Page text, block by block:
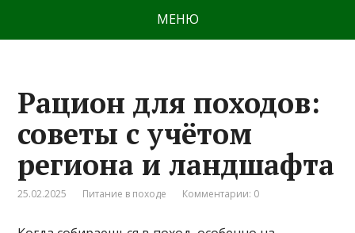
МЕНЮ
Рацион для походов:
советы с учётом
региона и ландшафта
25.02.2025 Питание в походе Комментарии: 0